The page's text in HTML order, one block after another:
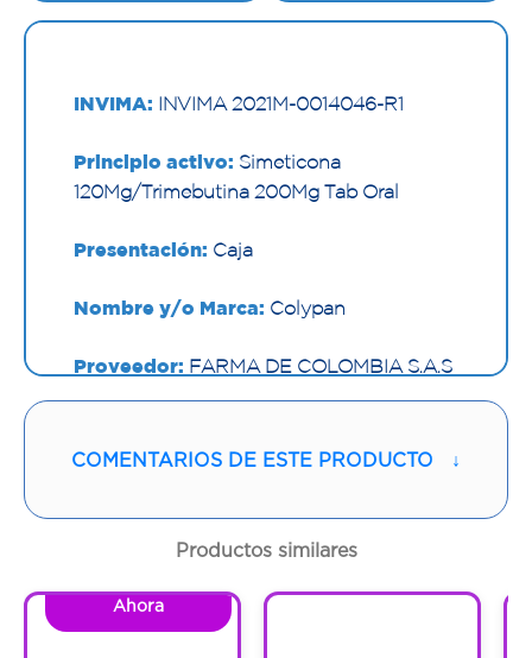
INVIMA: INVIMA 2021M-0014046-R1
Principio activo: Simeticona
120Mg/Trimebutina 200Mg Tab Oral
Presentación: Caja
Nombre y/o Marca: Colypan
Proveedor: FARMA DE COLOMBIA S.A.S
60 Tabletas
Código:1292277
COMENTARIOS DE ESTE PRODUCTO ↓
Productos similares
Ahora